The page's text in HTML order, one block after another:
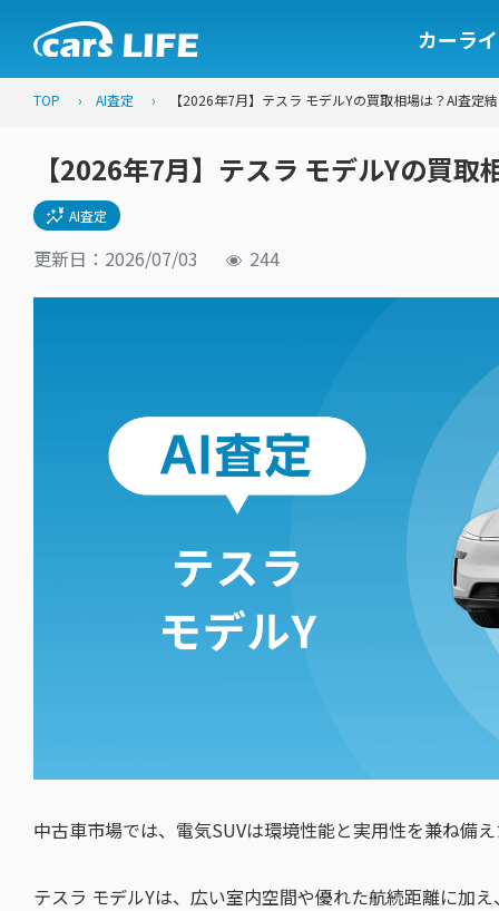
カーラ
TOP AI査定 【2026年7月】テスラ モデルYの買取相場は？AI査定
【2026年7月】テスラ モデルYの買
AI査定
更新日：2026/07/03 244
中古車市場では、電気SUVは環境性能と実用性を兼ね備
テスラ モデルYは、広い室内空間や優れた航続距離に加